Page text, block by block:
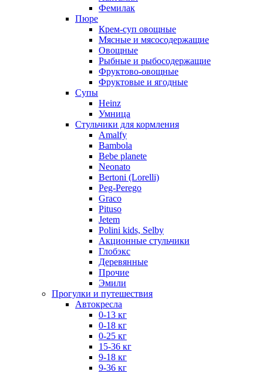
Фемилак
Пюре
Крем-суп овощные
Мясные и мясосодержащие
Овощные
Рыбные и рыбосодержащие
Фруктово-овощные
Фруктовые и ягодные
Супы
Heinz
Умница
Стульчики для кормления
Amalfy
Bambola
Bebe planete
Neonato
Bertoni (Lorelli)
Peg-Perego
Graco
Pituso
Jetem
Polini kids, Selby
Акционные стульчики
Глобэкс
Деревянные
Прочие
Эмили
Прогулки и путешествия
Автокресла
0-13 кг
0-18 кг
0-25 кг
15-36 кг
9-18 кг
9-36 кг